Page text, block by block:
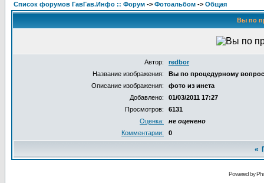
Список форумов ГавГав.Инфо :: Форум -> Фотоальбом -> Общая
Вы по
Автор:
redbor
Название изображения:
Вы по процедурному
Описание изображения:
фото из инета
Добавлено:
01/03/2011 17:27
Просмотров:
6131
Оценка:
не оценено
Комментарии:
0
«
Powered by